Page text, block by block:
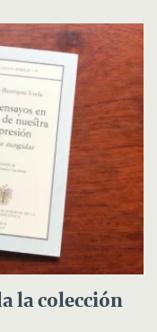
la colección